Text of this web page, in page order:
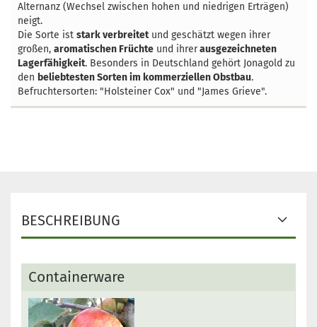
Alternanz (Wechsel zwischen hohen und niedrigen Erträgen)
neigt.
Die Sorte ist stark verbreitetund geschätzt wegen ihrer
großen, aromatischen Früchte und ihrerausgezeichneten
Lagerfähigkeit. Besonders in Deutschland gehört Jonagold zu
den beliebtesten Sorten im kommerziellen Obstbau.
Befruchtersorten: "Holsteiner Cox" und "James Grieve".
BESCHREIBUNG
Containerware